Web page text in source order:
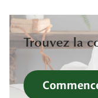
Trouvez la